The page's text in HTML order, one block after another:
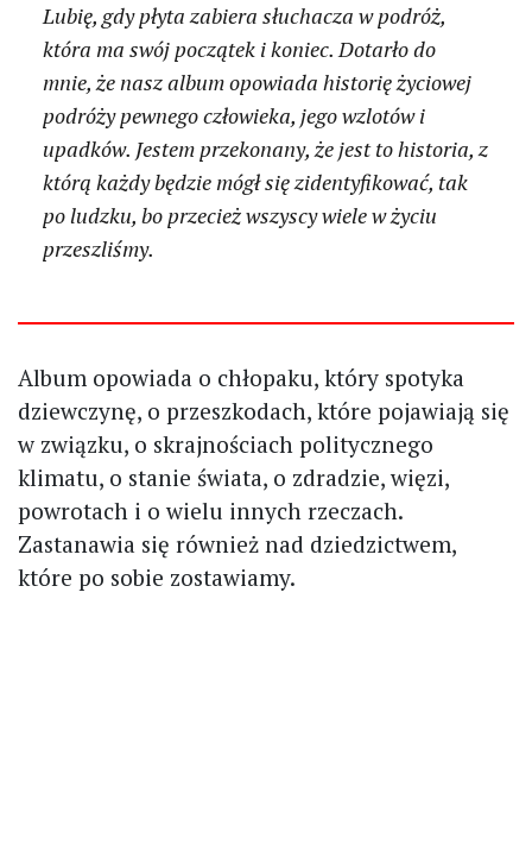
Lubię, gdy płyta zabiera słuchacza w podróż,
która ma swój początek i koniec. Dotarło do
mnie, że nasz album opowiada historię życiowej
podróży pewnego człowieka, jego wzlotów i
upadków. Jestem przekonany, że jest to historia, z
którą każdy będzie mógł się zidentyfikować, tak
po ludzku, bo przecież wszyscy wiele w życiu
przeszliśmy.
Album opowiada o chłopaku, który spotyka
dziewczynę, o przeszkodach, które pojawiają się
w związku, o skrajnościach politycznego
klimatu, o stanie świata, o zdradzie, więzi,
powrotach i o wielu innych rzeczach.
Zastanawia się również nad dziedzictwem,
które po sobie zostawiamy.